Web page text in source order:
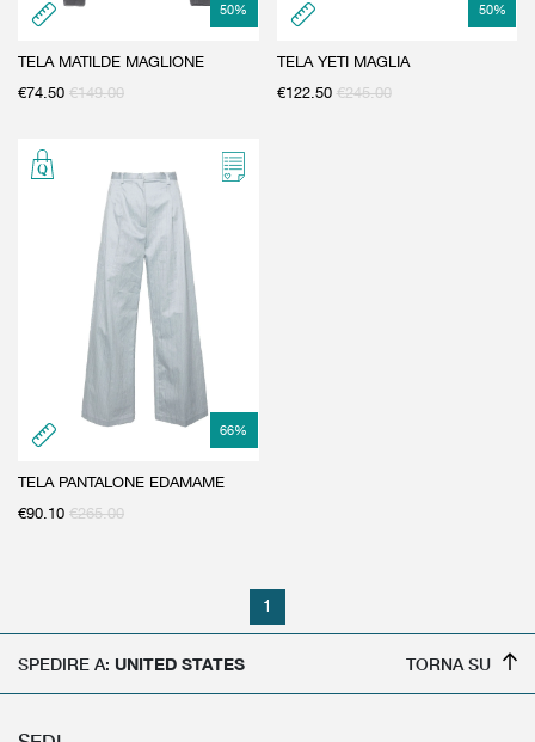
50%
TELA MATILDE MAGLIONE
€74.50 €149.00
50%
TELA YETI MAGLIA
€122.50 €245.00
66%
TELA PANTALONE EDAMAME
€90.10 €265.00
1
SPEDIRE A: UNITED STATES TORNA SU